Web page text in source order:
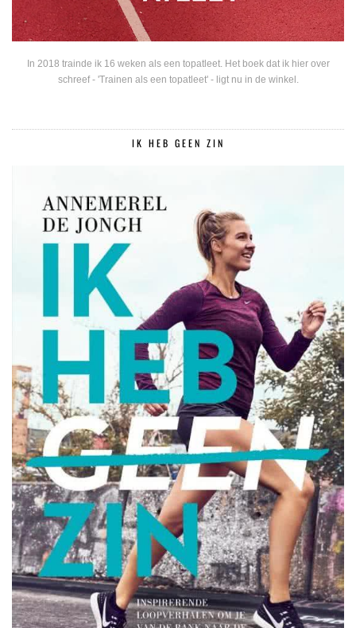
In 2018 trainde ik 16 weken als een topatleet. Het boek dat ik hier over
schreef - 'Trainen als een topatleet' - ligt nu in de winkel.
IK HEB GEEN ZIN